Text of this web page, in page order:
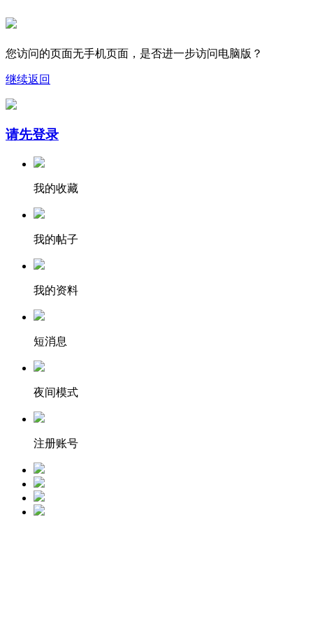
您访问的页面无手机页面，是否进一步访问电脑版？
继续返回
请先登录
我的收藏
我的帖子
我的资料
短消息
夜间模式
注册账号